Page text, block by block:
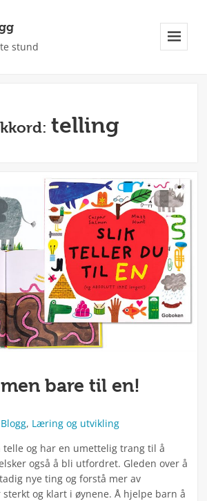
stund
telling
bare til en!
Kategorier
Blogg, Læring og utvikling
telle og har en umettelig trang til å
også å bli utfordret. Gleden over å
nye ting og forstå mer av
og klart i øynene. Å hjelpe barn å